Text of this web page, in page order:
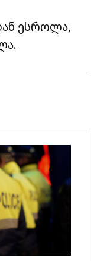
ესროლა,